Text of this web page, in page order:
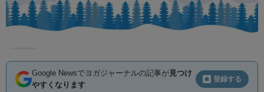
Google Newsでヨガジャーナルの記事が見つけ
やすくなります
登録する